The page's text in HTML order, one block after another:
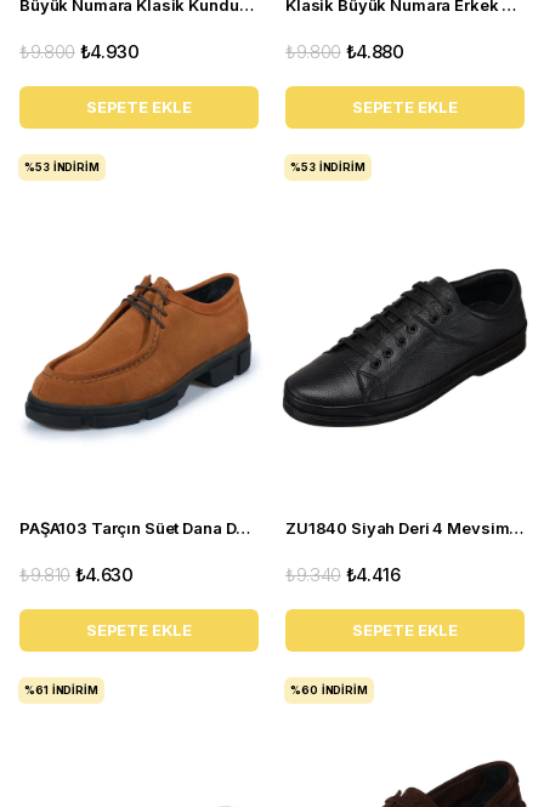
Büyük Numara Klasik Kundura - NV1088 Koyu Lacivert
₺4.930
₺9.800
SEPETE EKLE
Klasik Büyük Numara Erkek Ayakkabı - NR1954 Taba
₺4.880
₺9.800
SEPETE EKLE
PAŞA103 Tarçın Süet Dana Derisi Esnek rahagt Termo Taban Rahat Geniş Konforlu Taban. ÖZEL Seri.
₺4.630
₺9.810
SEPETE EKLE
%53 İNDIRIM
ZU1840 Siyah Deri 4 Mevsim Büyük Numara Üst Kalite Erkek Ayakkabısı
₺4.416
₺9.340
SEPETE EKLE
%53 İNDIRIM
%61 İNDIRIM %60 İNDIRIM